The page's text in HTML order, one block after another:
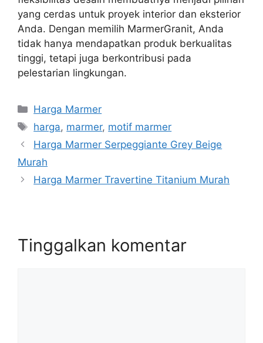
yang cerdas untuk proyek interior dan eksterior
Anda. Dengan memilih MarmerGranit, Anda
tidak hanya mendapatkan produk berkualitas
tinggi, tetapi juga berkontribusi pada
pelestarian lingkungan.
Kategori
Harga Marmer
Tag
harga, marmer, motif marmer
Harga Marmer Serpeggiante Grey Beige
Murah
Harga Marmer Travertine Titanium Murah
Tinggalkan komentar